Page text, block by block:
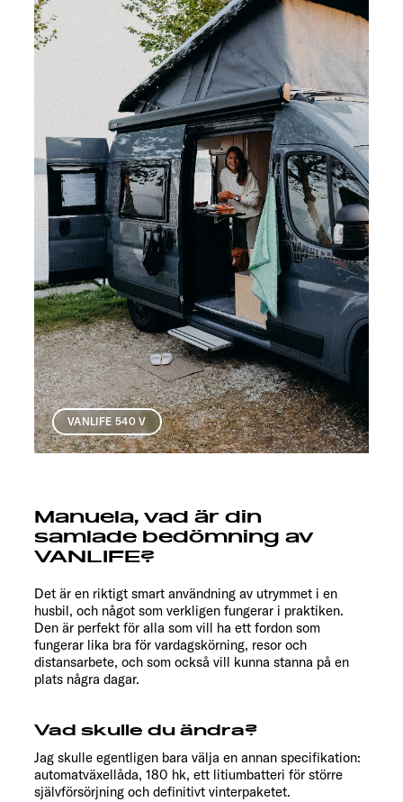
VANLIFE 540 V
Manuela, vad är din
samlade bedömning av
VANLIFE?
Det är en riktigt smart användning av utrymmet i en
husbil, och något som verkligen fungerar i praktiken.
Den är perfekt för alla som vill ha ett fordon som
fungerar lika bra för vardagskörning, resor och
distansarbete, och som också vill kunna stanna på en
plats några dagar.
Vad skulle du ändra?
Jag skulle egentligen bara välja en annan specifikation:
automatväxellåda, 180 hk, ett litiumbatteri för större
självförsörjning och definitivt vinterpaketet.